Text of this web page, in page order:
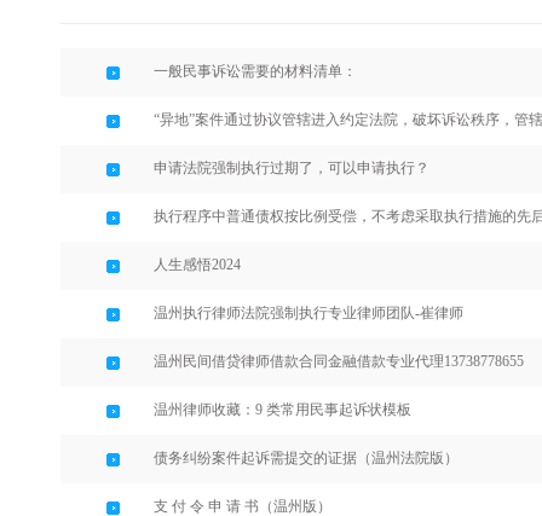
一般民事诉讼需要的材料清单：
“异地”案件通过协议管辖进入约定法院，破坏诉讼秩序，管
申请法院强制执行过期了，可以申请执行？
执行程序中普通债权按比例受偿，不考虑采取执行措施的先
人生感悟2024
温州执行律师法院强制执行专业律师团队-崔律师
温州民间借贷律师借款合同金融借款专业代理13738778655
温州律师收藏：9 类常用民事起诉状模板
债务纠纷案件起诉需提交的证据（温州法院版）
支 付 令 申 请 书（温州版）